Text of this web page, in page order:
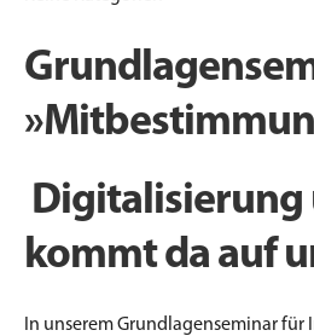
»
Digitalisierung
kommt da auf
In unserem Grundlagenseminar